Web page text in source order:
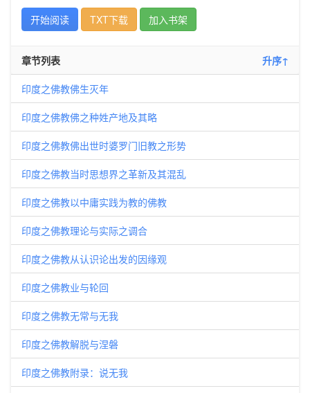
开始阅读
TXT下载 加入书架
章节列表 升序↑
印度之佛教佛生灭年
印度之佛教佛之种姓产地及其略
印度之佛教佛出世时婆罗门旧教之形势
印度之佛教当时思想界之革新及其混乱
印度之佛教以中庸实践为教的佛教
印度之佛教理论与实际之调合
印度之佛教从认识论出发的因缘观
印度之佛教业与轮回
印度之佛教无常与无我
印度之佛教解脱与涅磐
印度之佛教附录：说无我